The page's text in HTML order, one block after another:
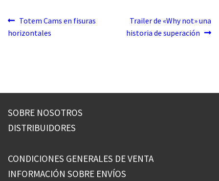
Navegación
de
Anterior:
Totem Cams en fisuras
horizontales
Siguiente:
Trailer de «Why not» una
historia de superación
SOBRE NOSOTROS
DISTRIBUIDORES
CONDICIONES GENERALES DE VENTA
INFORMACIÓN SOBRE ENVÍOS